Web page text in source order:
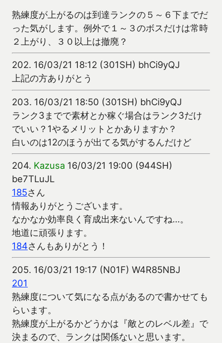
熟練度が上がるのは到達ランクの５～６下までだ
った気がします。例外で１～３のボスだけは常時
２上がり、３０以上は撤廃？
202. 16/03/21 18:12 (301SH) bhCi9yQJ
上記の方ありがとう
203. 16/03/21 18:50 (301SH) bhCi9yQJ
ランク3までで素材とか稼ぐ場合はランク3だけ
でいい？1やるメリットとかありますか？
白いのは12のほうが出てる気がするんだけど
204. Kazusa 16/03/21 19:00 (944SH)
be7TLuJL
185さん
情報ありがとうございます。
なかなか効率良く育成出来ないんですね…。
地道に頑張ります。
184さんもありがとう！
205. 16/03/21 19:17 (N01F) W4R85NBJ
201
熟練度について気になる点があるので書かせても
らいます。
熟練度が上がるかどうかは『敵とのレベル差』で
決まるので、ランクは関係ないと思います。